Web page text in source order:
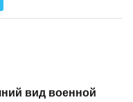
вид военной